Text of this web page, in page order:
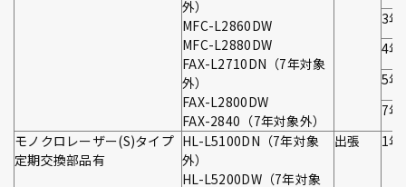
外）
MFC-L2860DW
MFC-L2880DW
FAX-L2710DN（7年対象
外）
FAX-L2800DW
FAX-2840（7年対象外）
3年
4年
5年
7年
モノクロレーザー(S)タイプ
定期交換部品有
HL-L5100DN（7年対象
外）
HL-L5200DW（7年対象
出張 1年